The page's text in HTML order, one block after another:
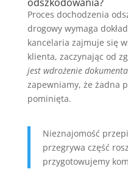
Proces dochodzenia
drogowy wymaga
kancelaria zajmuje się
klienta, zaczynając od
jest wdrożenie
zapewniamy, że żadna
pominięta.
Nieznajomość
przegrywa część
przygotowujemy